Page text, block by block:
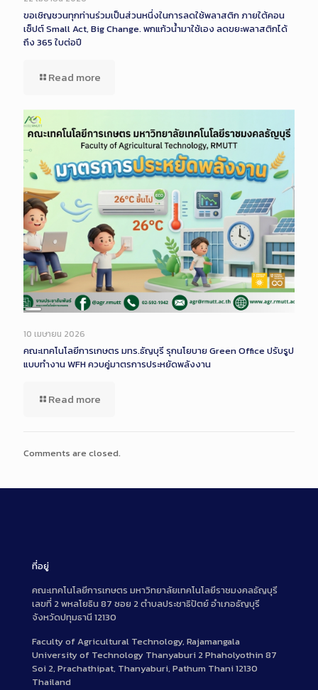
ขอเชิญชวนทุกท่านร่วมเป็นส่วนหนึ่งในการลดใช้พลาสติก ภายใต้คอน
เซ็ปต์ Small Act, Big Change. พกแก้วน้ำมาใช้เอง ลดขยะพลาสติกได้
ถึง 365 ใบต่อปี
Read more
Long
Description
10 เมษายน 2026
คณะเทคโนโลยีการเกษตร มทร.ธัญบุรี รุกนโยบาย Green Office ปรับรูป
แบบทำงาน WFH ควบคู่มาตรการประหยัดพลังงาน
Read more
Comments are closed.
ที่อยู่
คณะเทคโนโลยีการเกษตร มหาวิทยาลัยเทคโนโลยีราชมงคลธัญบุรี
เลขที่ 2 พหลโยธิน 87 ซอย 2 ตำบลประชาธิปัตย์ อำเภอธัญบุรี
จังหวัดปทุมธานี 12130
Faculty of Agricultural Technology, Rajamangala
University of Technology Thanyaburi 2 Phaholyothin 87
Soi 2, Prachathipat, Thanyaburi, Pathum Thani 12130
Thailand